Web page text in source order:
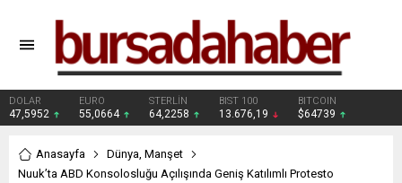
DOLAR
47,5952
EURO
55,0664
STERLİN
64,2258
BIST 100
13.676,19
BITCOIN
$64739
Anasayfa Dünya, Manşet
Nuuk’ta ABD Konsolosluğu Açılışında Geniş Katılımlı Protesto